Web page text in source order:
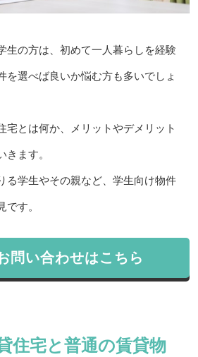
生の方は、初めて一人暮らしを経験
を選べば良いか悩む方も多いでしょ
宅とは何か、メリットやデメリット
きます。
る学生やその親など、学生向け物件
です。
問い合わせはこちら
住宅と普通の賃貸物